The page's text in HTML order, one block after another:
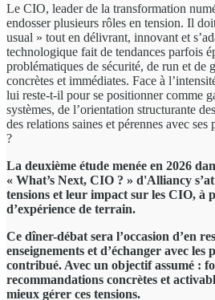
Le CIO, leader de la transformation
endosser plusieurs rôles en tension. Il
usual » tout en délivrant, innovant et
technologique fait de tendances parfois
problématiques de sécurité, de run et de
concrètes et immédiates. Face à
lui reste-t-il pour se positionner comme
systèmes, de l’orientation structurante
des relations saines et pérennes avec
?
La deuxième étude menée en 2026
« What’s Next, CIO ? » d'Alliancy
tensions et leur impact sur les CIO, à
d’expérience de terrain.
Ce dîner-débat sera l’occasion d’en
enseignements et d’échanger avec
contribué. Avec un objectif assumé :
recommandations concrètes et
mieux gérer ces tensions.